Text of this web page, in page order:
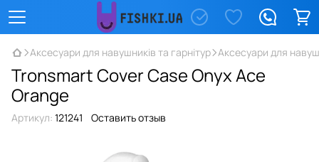
Аксесуари для навушників та гарнітур Аксесуари для
Tronsmart Cover Case Onyx Ace
Orange
Артикул: 121241 Оставить отзыв